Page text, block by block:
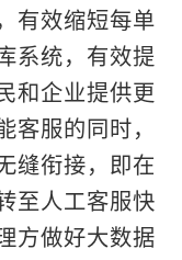
有效缩短每单
系统，有效提
和企业提供更
服的同时，
缝衔接，即在
至人工客服快
方做好大数据